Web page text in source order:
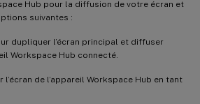
Hub pour la diffusion de votre écran et
suivantes :
dupliquer l’écran principal et diffuser
Workspace Hub connecté.
l’écran de l’appareil Workspace Hub en tant